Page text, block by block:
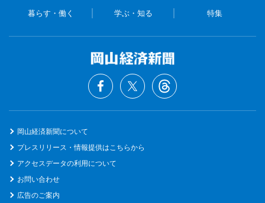
暮らす・働く 学ぶ・知る 特集
岡山経済新聞について
プレスリリース・情報提供はこちらから
アクセスデータの利用について
お問い合わせ
広告のご案内